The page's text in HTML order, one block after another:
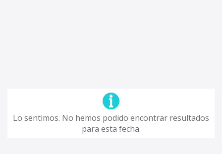
Lo sentimos. No hemos podido encontrar resultados
para esta fecha.